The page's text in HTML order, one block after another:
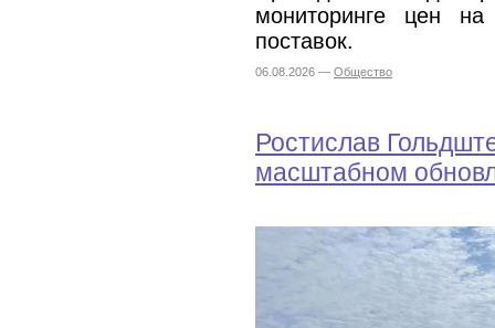
мониторинге цен
поставок.
06.08.2026 — Общество
Ростислав
масштабном